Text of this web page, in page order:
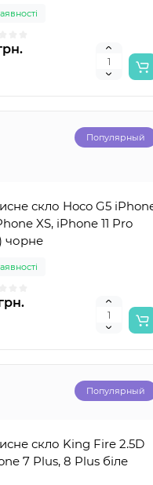
Популярный
скло Hoco G5
XS, iPhone 11 Pro
чорне
Популярный
скло King Fire 2.5D
7 Plus, 8 Plus біле